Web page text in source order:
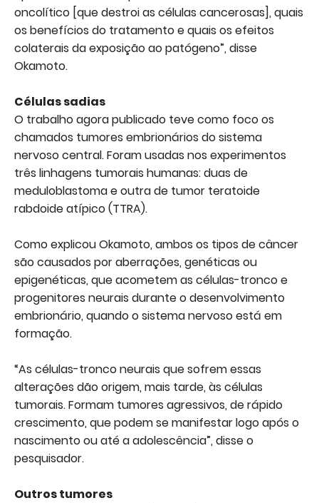
oncolítico [que destroi as células cancerosas], quais
os benefícios do tratamento e quais os efeitos
colaterais da exposição ao patógeno”, disse
Okamoto.
Células sadias
O trabalho agora publicado teve como foco os
chamados tumores embrionários do sistema
nervoso central. Foram usadas nos experimentos
três linhagens tumorais humanas: duas de
meduloblastoma e outra de tumor teratoide
rabdoide atípico (TTRA).
Como explicou Okamoto, ambos os tipos de câncer
são causados por aberrações, genéticas ou
epigenéticas, que acometem as células-tronco e
progenitores neurais durante o desenvolvimento
embrionário, quando o sistema nervoso está em
formação.
“As células-tronco neurais que sofrem essas
alterações dão origem, mais tarde, às células
tumorais. Formam tumores agressivos, de rápido
crescimento, que podem se manifestar logo após o
nascimento ou até a adolescência”, disse o
pesquisador.
Outros tumores